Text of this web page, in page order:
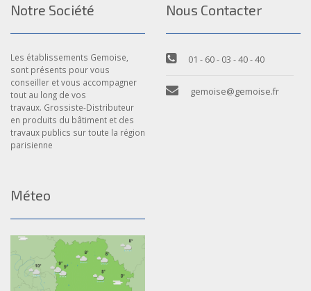
Notre Société
Les établissements Gemoise,
sont présents pour vous
conseiller et vous accompagner
tout au long de vos
travaux. Grossiste-Distributeur
en produits du bâtiment et des
travaux publics sur toute la région
parisienne
Nous Contacter
01 - 60 - 03 - 40 - 40
gemoise@gemoise.fr
Méteo